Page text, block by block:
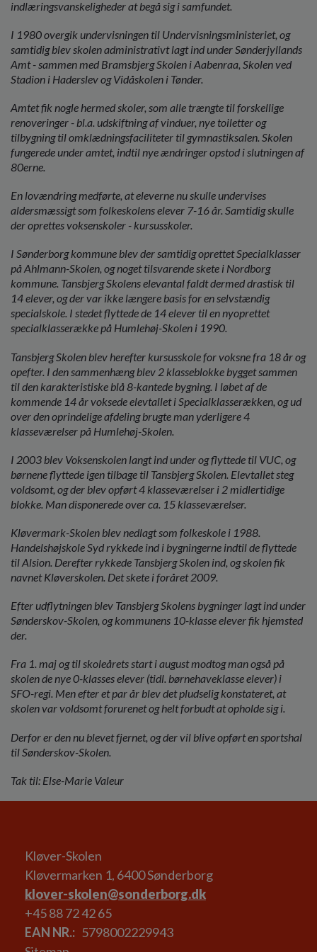
indlæringsvanskeligheder at begå sig i samfundet.
I 1980 overgik undervisningen til Undervisningsministeriet, og
samtidig blev skolen administrativt lagt ind under Sønderjyllands
Amt - sammen med Bramsbjerg Skolen i Aabenraa, Skolen ved
Stadion i Haderslev og Vidåskolen i Tønder.
Amtet fik nogle hermed skoler, som alle trængte til forskellige
renoveringer - bl.a. udskiftning af vinduer, nye toiletter og
tilbygning til omklædningsfaciliteter til gymnastiksalen. Skolen
fungerede under amtet, indtil nye ændringer opstod i slutningen af
80erne.
En lovændring medførte, at eleverne nu skulle undervises
aldersmæssigt som folkeskolens elever 7-16 år. Samtidig skulle
der oprettes voksenskoler - kursusskoler.
I Sønderborg kommune blev der samtidig oprettet Specialklasser
på Ahlmann-Skolen, og noget tilsvarende skete i Nordborg
kommune. Tansbjerg Skolens elevantal faldt dermed drastisk til
14 elever, og der var ikke længere basis for en selvstændig
specialskole. I stedet flyttede de 14 elever til en nyoprettet
specialklasserække på Humlehøj-Skolen i 1990.
Tansbjerg Skolen blev herefter kursusskole for voksne fra 18 år og
opefter. I den sammenhæng blev 2 klasseblokke bygget sammen
til den karakteristiske blå 8-kantede bygning. I løbet af de
kommende 14 år voksede elevtallet i Specialklasserækken, og ud
over den oprindelige afdeling brugte man yderligere 4
klasseværelser på Humlehøj-Skolen.
I 2003 blev Voksenskolen langt ind under og flyttede til VUC, og
børnene flyttede igen tilbage til Tansbjerg Skolen. Elevtallet steg
voldsomt, og der blev opført 4 klasseværelser i 2 midlertidige
blokke. Man disponerede over ca. 15 klasseværelser.
Kløvermark-Skolen blev nedlagt som folkeskole i 1988.
Handelshøjskole Syd rykkede ind i bygningerne indtil de flyttede
til Alsion. Derefter rykkede Tansbjerg Skolen ind, og skolen fik
navnet Kløverskolen. Det skete i foråret 2009.
Efter udflytningen blev Tansbjerg Skolens bygninger lagt ind under
Sønderskov-Skolen, og kommunens 10-klasse elever fik hjemsted
der.
Fra 1. maj og til skoleårets start i august modtog man også på
skolen de nye 0-klasses elever (tidl. børnehaveklasse elever) i
SFO-regi. Men efter et par år blev det pludselig konstateret, at
skolen var voldsomt forurenet og helt forbudt at opholde sig i.
Derfor er den nu blevet fjernet, og der vil blive opført en sportshal
til Sønderskov-Skolen.
Tak til: Else-Marie Valeur
Kløver-Skolen
Kløvermarken 1, 6400 Sønderborg
klover-skolen@sonderborg.dk
+45 88 72 42 65
EAN NR.
5798002229943